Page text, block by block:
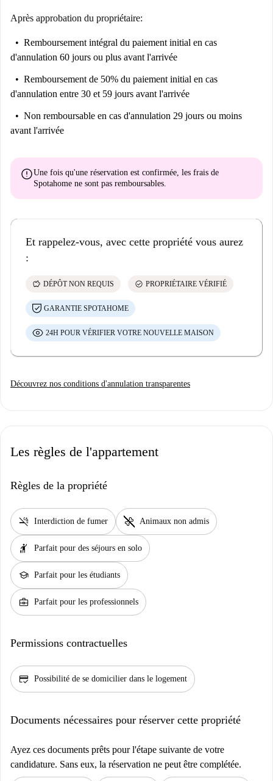
Après approbation du propriétaire:
Remboursement intégral du paiement initial en cas
d'annulation 60 jours ou plus avant l'arrivée
Remboursement de 50% du paiement initial en cas
d'annulation entre 30 et 59 jours avant l'arrivée
Non remboursable en cas d'annulation 29 jours ou moins
avant l'arrivée
errorUne fois qu'une réservation est confirmée, les frais de
Spotahome ne sont pas remboursables
Et rappelez-vous, avec cette propriété vous aurez
:
savings DÉPÔT NON REQUIS check_circle PROPRIÉTAIRE VÉRIFIÉ
GARANTIE SPOTAHOME
24H POUR VÉRIFIER VOTRE NOUVELLE MAISON
Découvrez nos conditions d'annulation transparentes
Les règles de l'appartement
Règles de la propriété
smoke_free Interdiction de fumer pet_supplies Animaux non admis
hail Parfait pour des séjours en solo
school Parfait pour les étudiants
business_center Parfait pour les professionnels
Permissions contractuelles
credit_score Possibilité de se domicilier dans le logement
Documents nécessaires pour réserver cette propriété
Ayez ces documents prêts pour l'étape suivante de votre
candidature. Sans eux, la réservation ne peut être complétée.